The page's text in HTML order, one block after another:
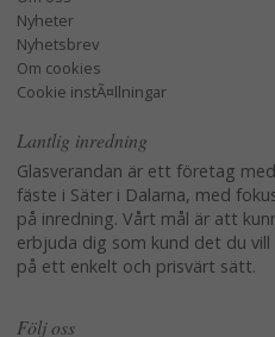
Nyheter
Nyhetsbrev
Om cookies
Cookie instÃ¤llningar
Lantlig inredning
Glasverandan är ett företag med
fäste i Säter i Dalarna, med
på inredning. Vårt mål är att
erbjuda dig som kund det du vill
på ett enkelt och prisvärt sätt.
Följ oss